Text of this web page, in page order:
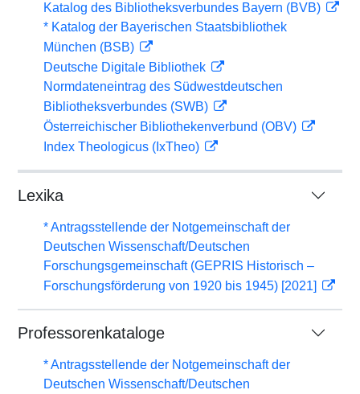
Katalog des Bibliotheksverbundes Bayern (BVB)
* Katalog der Bayerischen Staatsbibliothek
München (BSB)
Deutsche Digitale Bibliothek
Normdateneintrag des Südwestdeutschen
Bibliotheksverbundes (SWB)
Österreichischer Bibliothekenverbund (OBV)
Index Theologicus (IxTheo)
Lexika
* Antragsstellende der Notgemeinschaft der
Deutschen Wissenschaft/Deutschen
Forschungsgemeinschaft (GEPRIS Historisch –
Forschungsförderung von 1920 bis 1945) [2021]
Professorenkataloge
* Antragsstellende der Notgemeinschaft der
Deutschen Wissenschaft/Deutschen